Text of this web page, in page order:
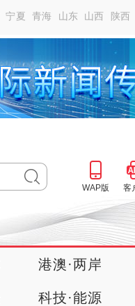
宁夏 青海 山东 山西 陕西
WAP版 客
港澳·两岸
科技·能源